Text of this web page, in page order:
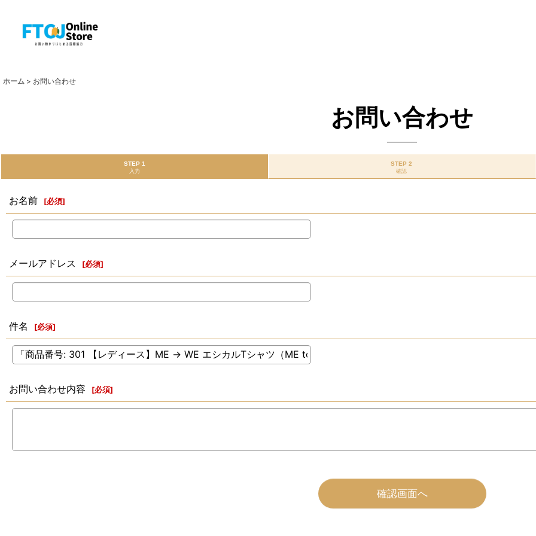
ホーム > お問い合わせ
お問い合わせ
STEP 1
入力
STEP 2
確認
お名前 [必須]
メールアドレス [必須]
件名 [必須]
お問い合わせ内容 [必須]
確認画面へ